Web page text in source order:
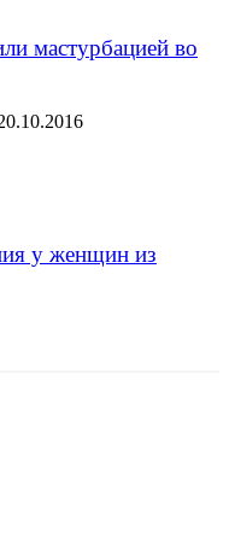
мастурбацией во
у женщин из